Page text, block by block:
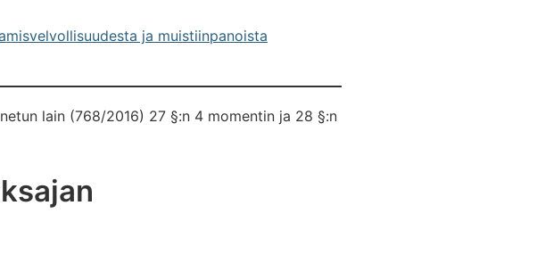
ja muistiinpanoista
lain (768/2016) 27 §:n 4 momentin ja 28 §:n